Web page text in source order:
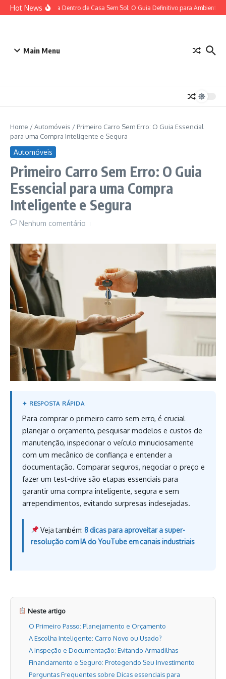
Ir para o conteúdo
Hot News
Plantas para Dentro de Casa Sem Sol: O Guia Definitivo para Ambientes
Main Menu
Home /Automóveis / Primeiro Carro Sem Erro: O Guia Essencial
para uma Compra Inteligente e Segura
Automóveis
Primeiro Carro Sem Erro: O Guia
Essencial para uma Compra
Inteligente e Segura
Nenhum comentário
Para comprar o primeiro carro sem erro, é crucial
planejar o orçamento, pesquisar modelos e custos de
manutenção, inspecionar o veículo minuciosamente
com um mecânico de confiança e entender a
documentação. Comparar seguros, negociar o preço e
fazer um test-drive são etapas essenciais para
garantir uma compra inteligente, segura e sem
arrependimentos, evitando surpresas indesejadas.
Veja também: 8 dicas para aproveitar a super-
resolução com IA do YouTube em canais industriais
Neste artigo
O Primeiro Passo: Planejamento e Orçamento
A Escolha Inteligente: Carro Novo ou Usado?
A Inspeção e Documentação: Evitando Armadilhas
Financiamento e Seguro: Protegendo Seu Investimento
Perguntas Frequentes sobre Dicas essenciais para